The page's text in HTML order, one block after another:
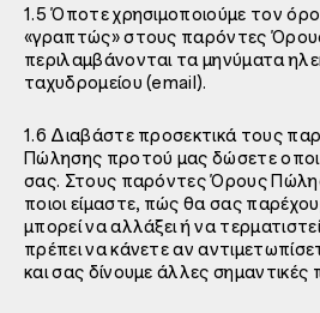
1.5 Όποτε χρησιμοποιούμε τον
«γραπτώς» στους παρόντες
περιλαμβάνονται τα μηνύματα
ταχυδρομείου (email).
1.6 Διαβάστε προσεκτικά τους
Πώλησης προτού μας δώσετε
σας. Στους παρόντες Όρους
ποιοι είμαστε, πώς θα σας
μπορεί να αλλάξει ή να
πρέπει να κάνετε αν
και σας δίνουμε άλλες σημαντικές